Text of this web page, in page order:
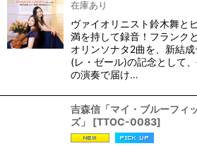
在庫あり
ヴァイオリニスト鈴木舞と
満を持して録音！フランク
オリンソナタ2曲を、新結
(レ・ゼール)の記念として
の演奏で届け…
吉森信「マイ・ブルーフィ
ズ」
[TTOC-0083]